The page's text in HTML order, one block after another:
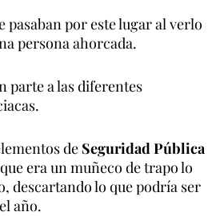
pasaban por este lugar al verlo
persona ahorcada.
parte a las diferentes
de Seguridad Pública
era un muñeco de trapo lo
descartando lo que podría ser
año.